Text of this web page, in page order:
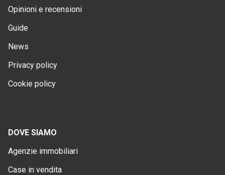
Opinioni e recensioni
Guide
News
Privacy policy
Cookie policy
DOVE SIAMO
Agenzie immobiliari
Case in vendita